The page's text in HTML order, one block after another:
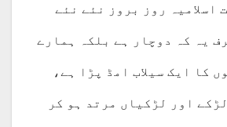
اسلامیہ روز بروز نئے نئے
یہ کہ دوچار ہے بلکہ ہمارے
کا ایک سیلاب امڈ پڑا ہے،
اور لڑکیاں مرتد ہو کر